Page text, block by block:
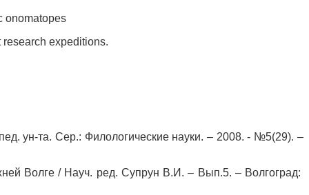
onomatopes
research expeditions.
ун-та. Сер.: Филологические науки. – 2008. - №5(29). –
Волге / Науч. ред. Супрун В.И. – Вып.5. – Волгоград: